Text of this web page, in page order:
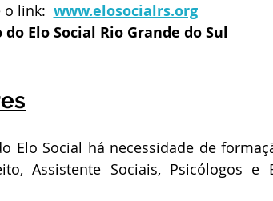
o link: www.elosocialrs.org
do Elo Social Rio Grande do Sul
Elo Social há necessidade de
Assistente Sociais, Psicólogos e